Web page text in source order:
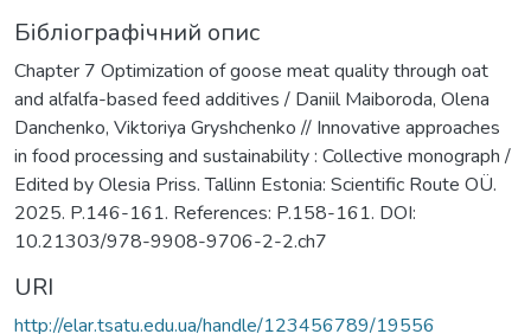
Бібліографічний опис
Chapter 7 Optimization of goose meat quality through oat
and alfalfa-based feed additives / Daniil Maiboroda, Olena
Danchenko, Viktoriya Gryshchenko // Innovative approaches
in food processing and sustainability : Collective monograph /
Edited by Olesia Priss. Tallinn Estonia: Scientific Route OÜ.
2025. P.146-161. References: P.158-161. DOI:
10.21303/978-9908-9706-2-2.ch7
URI
http://elar.tsatu.edu.ua/handle/123456789/19556